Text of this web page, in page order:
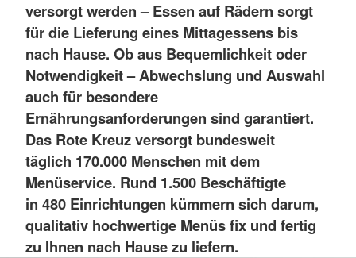
versorgt werden – Essen auf Rädern sorgt
für die Lieferung eines Mittagessens bis
nach Hause. Ob aus Bequemlichkeit oder
Notwendigkeit – Abwechslung und Auswahl
auch für besondere
Ernährungsanforderungen sind garantiert.
Das Rote Kreuz versorgt bundesweit
täglich 170.000 Menschen mit dem
Menüservice. Rund 1.500 Beschäftigte
in 480 Einrichtungen kümmern sich darum,
qualitativ hochwertige Menüs fix und fertig
zu Ihnen nach Hause zu liefern.